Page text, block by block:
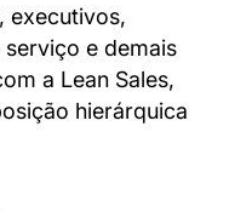
executivos,
e demais
a Lean Sales,
hierárquica